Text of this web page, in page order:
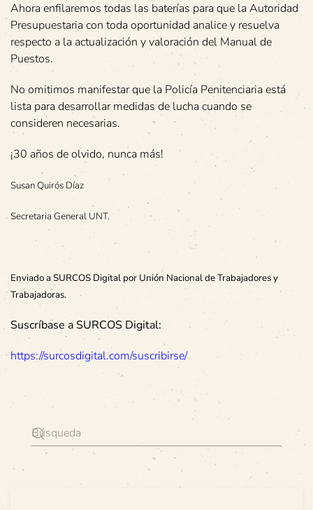
Ahora enfilaremos todas las baterías para que la Autoridad
Presupuestaria con toda oportunidad analice y resuelva
respecto a la actualización y valoración del Manual de
Puestos.
No omitimos manifestar que la Policía Penitenciaria está
lista para desarrollar medidas de lucha cuando se
consideren necesarias.
¡30 años de olvido, nunca más!
Susan Quirós Díaz
Secretaria General UNT.
Enviado a SURCOS Digital por Unión Nacional de Trabajadores y
Trabajadoras.
Suscríbase a SURCOS Digital:
https://surcosdigital.com/suscribirse/